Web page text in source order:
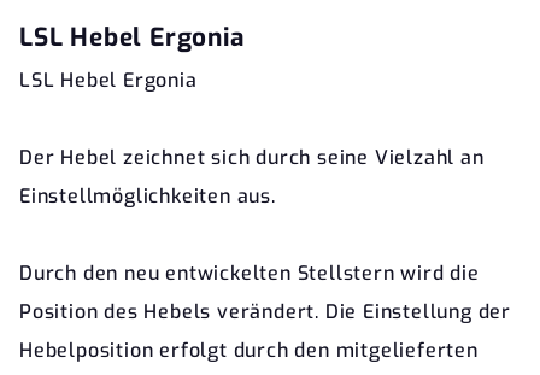
LSL Hebel Ergonia
LSL Hebel Ergonia
Der Hebel zeichnet sich durch seine Vielzahl an
Einstellmöglichkeiten aus.
Durch den neu entwickelten Stellstern wird die
Position des Hebels verändert. Die Einstellung der
Hebelposition erfolgt durch den mitgelieferten